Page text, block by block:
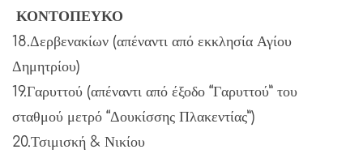
ΚΟΝΤΟΠΕΥΚΟ
18.Δερβενακίων (απέναντι από εκκλησία Αγίου
Δημητρίου)
19.Γαρυττού (απέναντι από έξοδο “Γαρυττού” του
σταθμού μετρό “Δουκίσσης Πλακεντίας”)
20.Τσιμισκή & Νικίου